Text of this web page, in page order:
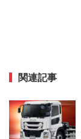
関連記事